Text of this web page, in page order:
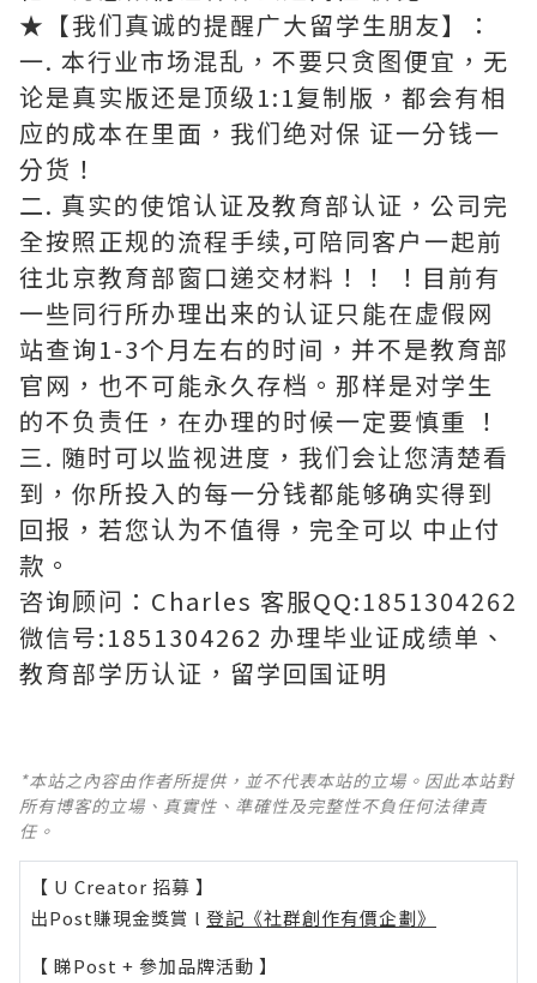
★【我们真诚的提醒广大留学生朋友】：
一. 本行业市场混乱，不要只贪图便宜，无
论是真实版还是顶级1:1复制版，都会有相
应的成本在里面，我们绝对保 证一分钱一
分货！
二. 真实的使馆认证及教育部认证，公司完
全按照正规的流程手续,可陪同客户一起前
往北京教育部窗口递交材料！！ ！目前有
一些同行所办理出来的认证只能在虚假网
站查询1-3个月左右的时间，并不是教育部
官网，也不可能永久存档。那样是对学生
的不负责任，在办理的时候一定要慎重 ！
三. 随时可以监视进度，我们会让您清楚看
到，你所投入的每一分钱都能够确实得到
回报，若您认为不值得，完全可以 中止付
款。
咨询顾问：Charles 客服QQ:1851304262
微信号:1851304262 办理毕业证成绩单、
教育部学历认证，留学回国证明
*本站之內容由作者所提供，並不代表本站的立場。因此本站對
所有博客的立場、真實性、準確性及完整性不負任何法律責
任。
【 U Creator 招募 】
出Post賺現金獎賞 l 登記《社群創作有價企劃》
【 睇Post + 參加品牌活動 】